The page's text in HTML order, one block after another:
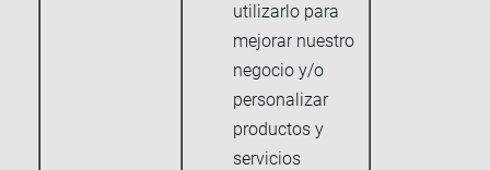
utilizarlo para
mejorar nuestro
negocio y/o
personalizar
productos y
servicios